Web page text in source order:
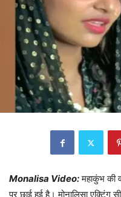
Monalisa Video:महाकुंभ की
पर छाई हुई है। मोनालिसा एक्टिंग